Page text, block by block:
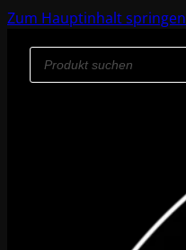
Zum Hauptinhalt springen
Products
search